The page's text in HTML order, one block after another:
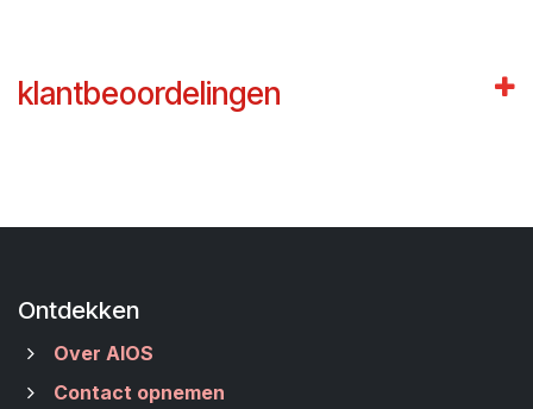
klantbeoordelingen
Ontdekken
Over AIOS
Contact opnemen